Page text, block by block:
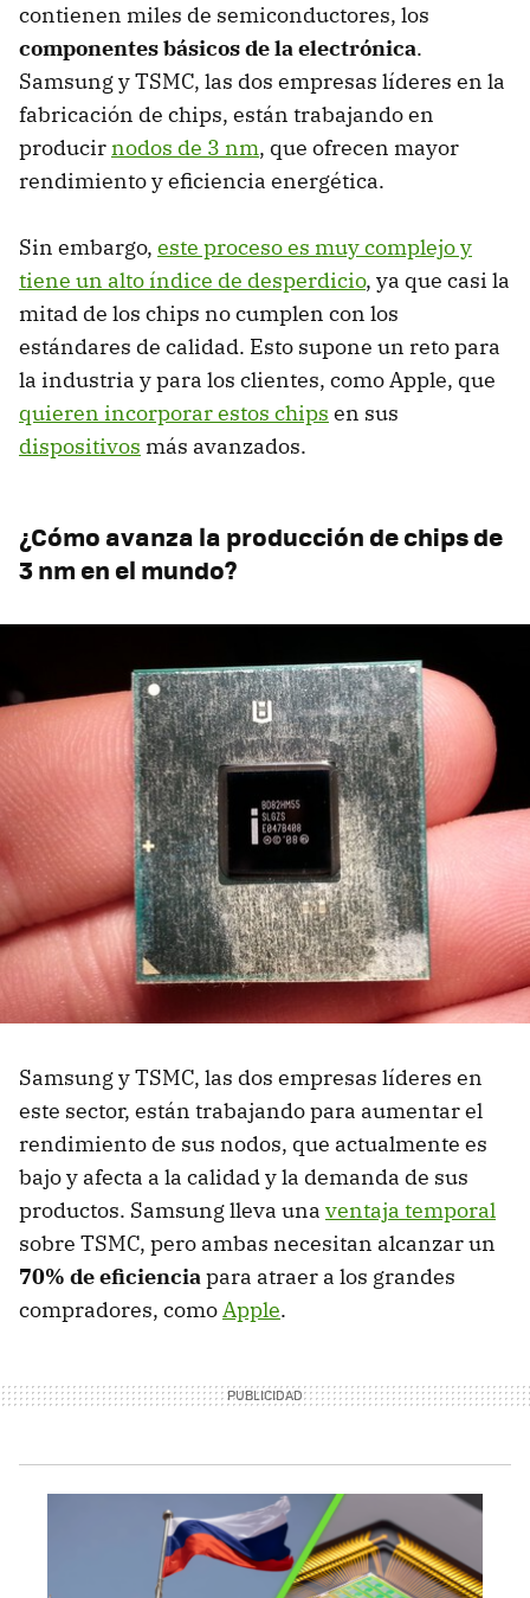
contienen miles de semiconductores, los
componentes básicosde la electrónica.
Samsung y TSMC, las dos empresas líderes en la
fabricación de chips, están trabajando en
producirnodos de 3 nm, que ofrecen mayor
rendimiento y eficiencia energética.
Sin embargo, este proceso es muy complejo y
tiene un alto índice de desperdicio, ya que casi la
mitad de los chips no cumplen con los
estándares de calidad. Esto supone un reto para
la industria y para los clientes, como Apple, que
quieren incorporar estos chips en sus
dispositivos más avanzados.
¿Cómo avanza la producción de chips de
3 nm en el mundo?
Samsung y TSMC, las dos empresas líderes en
este sector, están trabajando para aumentar el
rendimiento de sus nodos, que actualmente es
bajo y afecta a la calidad y la demanda de sus
productos. Samsung lleva una ventaja temporal
sobre TSMC, pero ambas necesitan alcanzar un
70% de eficienciapara atraer a los grandes
compradores, comoApple.